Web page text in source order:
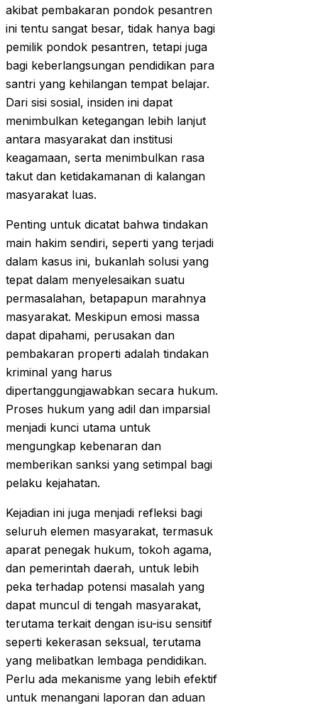
akibat pembakaran pondok pesantren
ini tentu sangat besar, tidak hanya bagi
pemilik pondok pesantren, tetapi juga
bagi keberlangsungan pendidikan para
santri yang kehilangan tempat belajar.
Dari sisi sosial, insiden ini dapat
menimbulkan ketegangan lebih lanjut
antara masyarakat dan institusi
keagamaan, serta menimbulkan rasa
takut dan ketidakamanan di kalangan
masyarakat luas.
Penting untuk dicatat bahwa tindakan
main hakim sendiri, seperti yang terjadi
dalam kasus ini, bukanlah solusi yang
tepat dalam menyelesaikan suatu
permasalahan, betapapun marahnya
masyarakat. Meskipun emosi massa
dapat dipahami, perusakan dan
pembakaran properti adalah tindakan
kriminal yang harus
dipertanggungjawabkan secara hukum.
Proses hukum yang adil dan imparsial
menjadi kunci utama untuk
mengungkap kebenaran dan
memberikan sanksi yang setimpal bagi
pelaku kejahatan.
Kejadian ini juga menjadi refleksi bagi
seluruh elemen masyarakat, termasuk
aparat penegak hukum, tokoh agama,
dan pemerintah daerah, untuk lebih
peka terhadap potensi masalah yang
dapat muncul di tengah masyarakat,
terutama terkait dengan isu-isu sensitif
seperti kekerasan seksual, terutama
yang melibatkan lembaga pendidikan.
Perlu ada mekanisme yang lebih efektif
untuk menangani laporan dan aduan